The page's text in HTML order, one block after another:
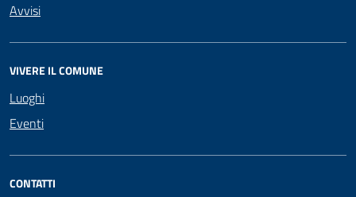
Avvisi
VIVERE IL COMUNE
Luoghi
Eventi
CONTATTI